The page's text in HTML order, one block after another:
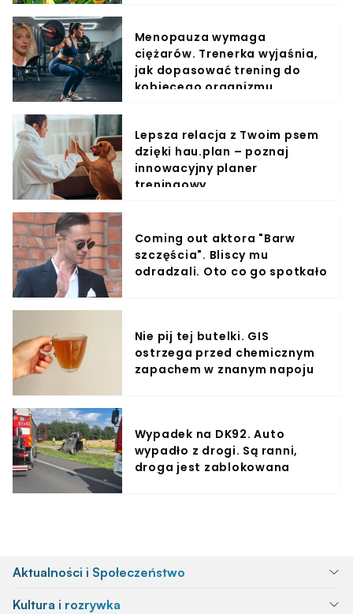
Menopauza wymaga
ciężarów. Trenerka wyjaśnia,
jak dopasować trening do
kobiecego organizmu
Lepsza relacja z Twoim psem
dzięki hau.plan – poznaj
innowacyjny planer
treningowy
Coming out aktora "Barw
szczęścia". Bliscy mu
odradzali. Oto co go spotkało
Nie pij tej butelki. GIS
ostrzega przed chemicznym
zapachem w znanym napoju
Wypadek na DK92. Auto
wypadło z drogi. Są ranni,
droga jest zablokowana
Aktualności i Społeczeństwo
Kultura i rozrywka